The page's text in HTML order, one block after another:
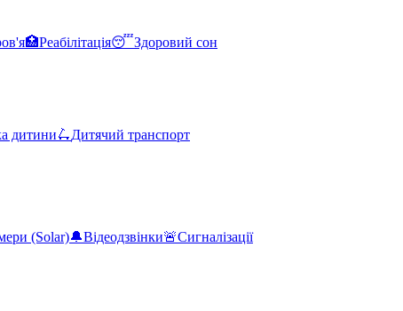
🏥Реабілітація😴Здоровий сон
дитини🛴Дитячий транспорт
(Solar)🔔Відеодзвінки🚨Сигналізації